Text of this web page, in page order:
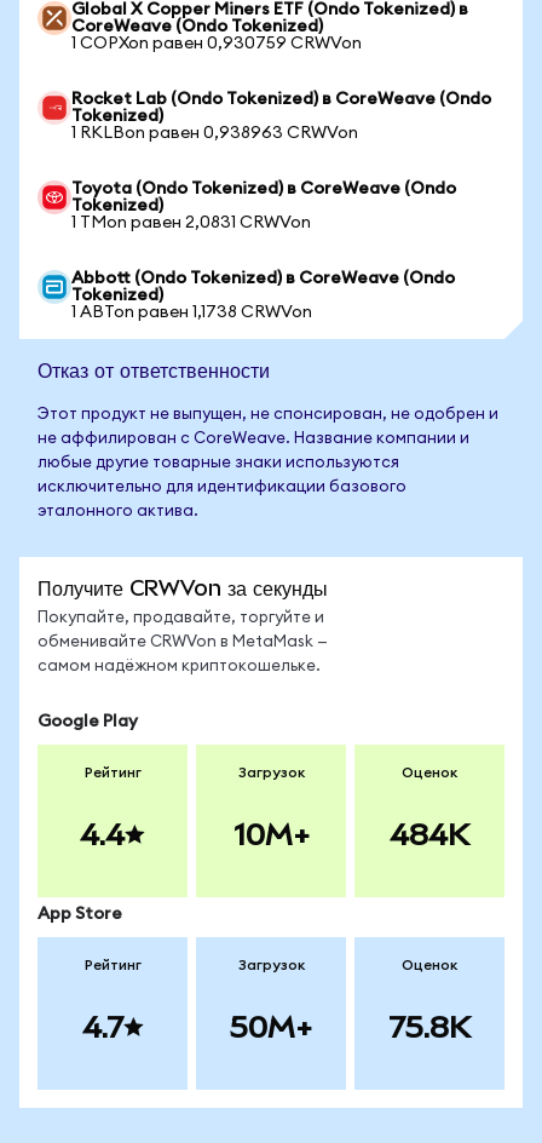
Global X Copper Miners ETF (Ondo Tokenized) в
CoreWeave (Ondo Tokenized)
1 COPXon равен 0,930759 CRWVon
Rocket Lab (Ondo Tokenized) в CoreWeave (Ondo
Tokenized)
1 RKLBon равен 0,938963 CRWVon
Toyota (Ondo Tokenized) в CoreWeave (Ondo
Tokenized)
1 TMon равен 2,0831 CRWVon
Abbott (Ondo Tokenized) в CoreWeave (Ondo
Tokenized)
1 ABTon равен 1,1738 CRWVon
Отказ от ответственности
Этот продукт не выпущен, не спонсирован, не одобрен и
не аффилирован с CoreWeave. Название компании и
любые другие товарные знаки используются
исключительно для идентификации базового
эталонного актива.
Получите CRWVon за секунды
Покупайте, продавайте, торгуйте и
обменивайте CRWVon в MetaMask —
самом надёжном криптокошельке.
Google Play
Рейтинг
4.4
Загрузок
10M+
Оценок
484K
App Store
Рейтинг
4.7
Загрузок
50M+
Оценок
75.8K